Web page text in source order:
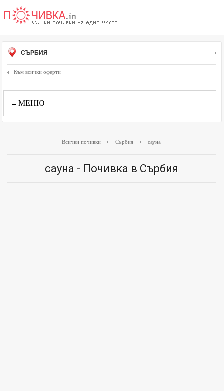
СЪРБИЯ
Към всички оферти
≡ МЕНЮ
Всички почивки Сърбия сауна
сауна - Почивка в Сърбия